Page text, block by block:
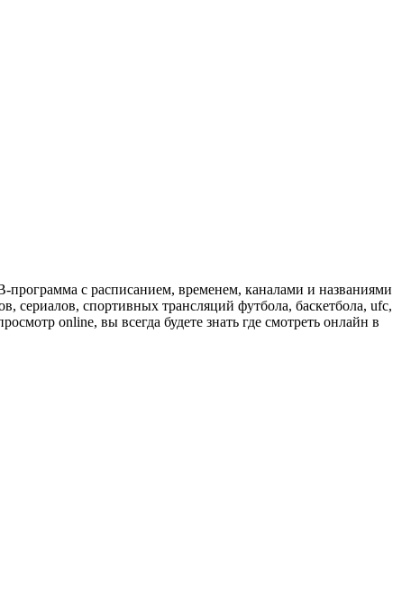
программа с расписанием, временем, каналами и названиями
сериалов, спортивных трансляций футбола, баскетбола, ufc,
online, вы всегда будете знать где смотреть онлайн в